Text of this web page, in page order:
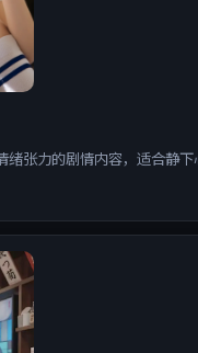
张力的剧情内容，适合静下